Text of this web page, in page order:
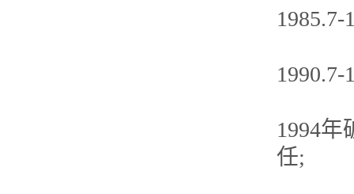
1994年
任;